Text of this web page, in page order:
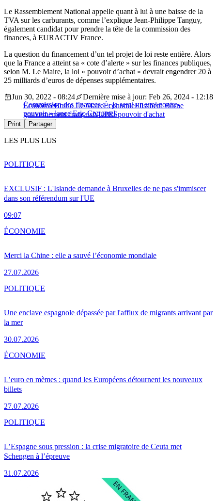
Le Rassemblement National appelle quant à lui à une baisse de la
TVA sur les carburants, comme l’explique Jean-Philippe Tanguy,
également candidat pour prendre la tête de la commission des
finances, à EURACTIV France.
La question du financement d’un tel projet de loi reste entière. Alors
que la France a atteint sa « cote d’alerte » sur les finances publiques,
selon M. Le Maire, la loi « pouvoir d’achat » devrait engendrer 20 à
25 milliards d’euros de dépenses supplémentaires.
Commission des finances : « je serai un vrai contre-
pouvoir » lance Eric Coquerel
Jun 30, 2022 - 08:24
Dernière mise à jour: Feb 26, 2024 - 12:18
ÉconomieBruno Le MaireÉconomieElisabeth Borne
gouvernement françaisNUPESpouvoir d'achat
Print Partager
LES PLUS LUS
EXCLUSIF : L'Islande demande à Bruxelles de ne pas s'immiscer
dans son référendum sur l'UE
09:07
POLITIQUE
Merci la Chine : elle a sauvé l’économie mondiale
27.07.2026
ÉCONOMIE
Une enclave espagnole dépassée par l'afflux de migrants arrivant par
la mer
30.07.2026
POLITIQUE
L’euro en mèmes : quand les Européens détournent les nouveaux
billets
27.07.2026
ÉCONOMIE
L’Espagne sous pression : la crise migratoire de Ceuta met
Schengen à l’épreuve
31.07.2026
POLITIQUE